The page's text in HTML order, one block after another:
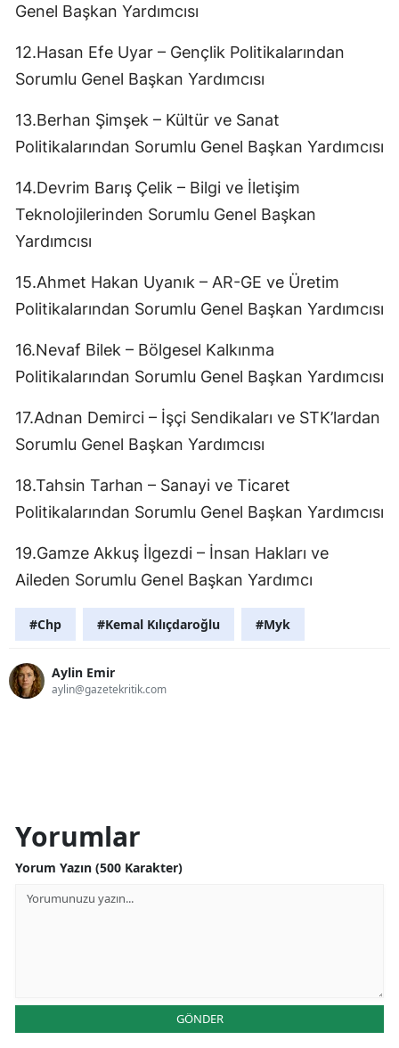
Genel Başkan Yardımcısı
12.Hasan Efe Uyar – Gençlik Politikalarından
Sorumlu Genel Başkan Yardımcısı
13.Berhan Şimşek – Kültür ve Sanat
Politikalarından Sorumlu Genel Başkan Yardımcısı
14.Devrim Barış Çelik – Bilgi ve İletişim
Teknolojilerinden Sorumlu Genel Başkan
Yardımcısı
15.Ahmet Hakan Uyanık – AR-GE ve Üretim
Politikalarından Sorumlu Genel Başkan Yardımcısı
16.Nevaf Bilek – Bölgesel Kalkınma
Politikalarından Sorumlu Genel Başkan Yardımcısı
17.Adnan Demirci – İşçi Sendikaları ve STK’lardan
Sorumlu Genel Başkan Yardımcısı
18.Tahsin Tarhan – Sanayi ve Ticaret
Politikalarından Sorumlu Genel Başkan Yardımcısı
19.Gamze Akkuş İlgezdi – İnsan Hakları ve
Aileden Sorumlu Genel Başkan Yardımcı
#Chp #Kemal Kılıçdaroğlu #Myk
Aylin Emir
aylin@gazetekritik.com
Yorumlar
Yorum Yazın (500 Karakter)
GÖNDER